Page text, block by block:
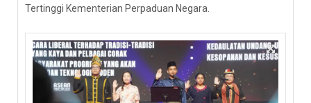
Tertinggi Kementerian Perpaduan Negara.